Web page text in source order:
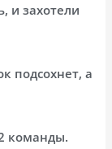
и захотели
подсохнет, а
команды.